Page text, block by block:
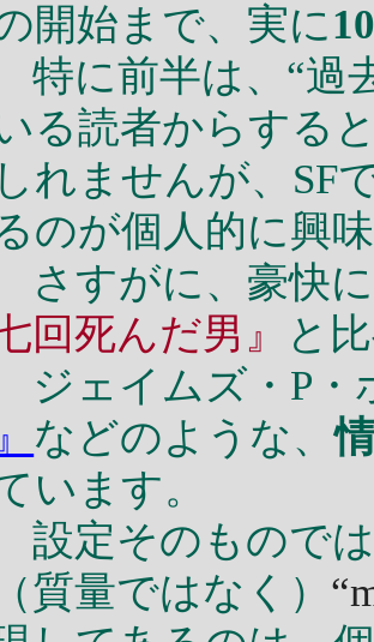
開始まで、実に
特に前半は、“過
る読者からする
れませんが、SF
のが個人的に興
さすがに、豪快に
回死んだ男』
と
ジェイムズ・P・
などのような、
います。
設定そのもので
質量ではなく）